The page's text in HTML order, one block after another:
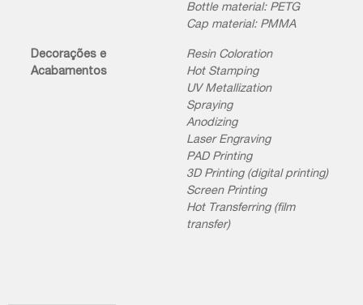
Bottle material: PETG
Cap material: PMMA
Decorações e
Acabamentos
Resin Coloration
Hot Stamping
UV Metallization
Spraying
Anodizing
Laser Engraving
PAD Printing
3D Printing (digital printing)
Screen Printing
Hot Transferring (film
transfer)